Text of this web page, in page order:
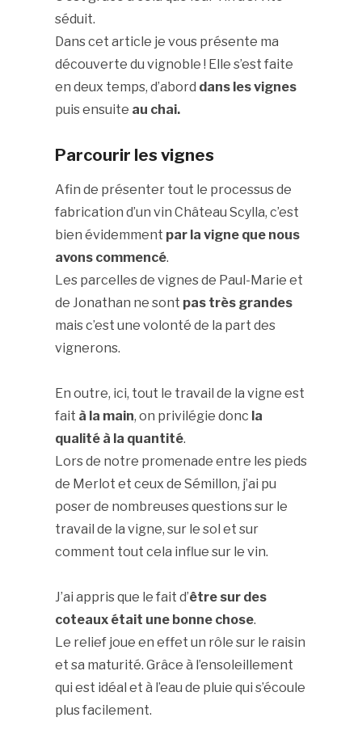
séduit.
Dans cet article je vous présente ma
découverte du vignoble ! Elle s’est faite
en deux temps, d’abord dans les vignes
puis ensuite au chai.
Parcourir les vignes
Afin de présenter tout le processus de
fabrication d’un vin Château Scylla, c’est
bien évidemment par la vigne que nous
avons commencé.
Les parcelles de vignes de Paul-Marie et
de Jonathan ne sont pas très grandes
mais c’est une volonté de la part des
vignerons.
En outre, ici, tout le travail de la vigne est
fait à la main, on privilégie donc la
qualité à la quantité.
Lors de notre promenade entre les pieds
de Merlot et ceux de Sémillon, j’ai pu
poser de nombreuses questions sur le
travail de la vigne, sur le sol et sur
comment tout cela influe sur le vin.
J’ai appris que le fait d’être sur des
coteaux était une bonne chose.
Le relief joue en effet un rôle sur le raisin
et sa maturité. Grâce à l’ensoleillement
qui est idéal et à l’eau de pluie qui s’écoule
plus facilement.